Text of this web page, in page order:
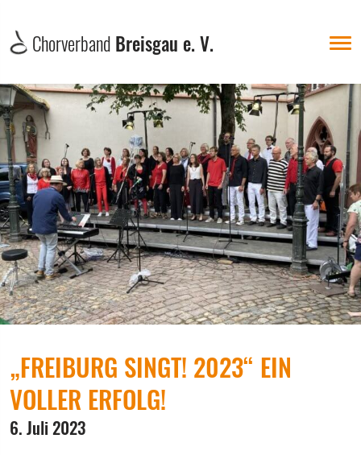
Chorverband Breisgau e. V.
„FREIBURG SINGT! 2023“ EIN
VOLLER ERFOLG!
6. Juli 2023